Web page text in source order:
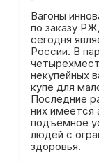
Вагоны
по заказу
сегодня
России. В
некупейных
купе для
Последние
них имеется
подъемное
людей с
здоровья.